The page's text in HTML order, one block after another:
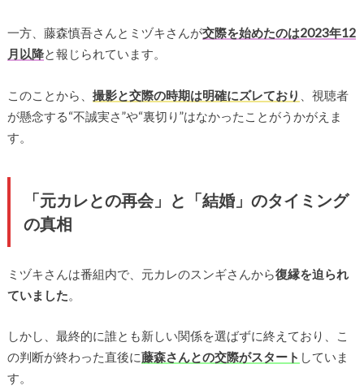
一方、藤森慎吾さんとミヅキさんが交際を始めたのは2023年12
月以降と報じられています。
このことから、 撮影と交際の時期は明確にズレており
、視聴者
が懸念する“不誠実さ”や“裏切り”はなかったことがうかがえま
す。
「元カレとの再会」と「結婚」のタイミング
の真相
ミヅキさんは番組内で、元カレのスンギさんから復縁を迫られ
ていました
しかし、最終的に誰とも新しい関係を選ばずに終えており、こ
の判断が終わった直後に藤森さんとの交際がスタート していま
す。